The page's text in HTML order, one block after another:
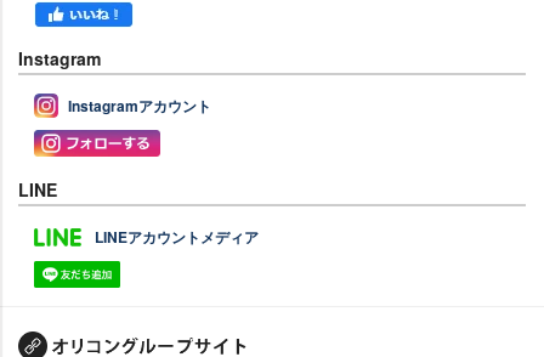
Instagram
Instagramアカウント
LINE
LINEアカウントメディア